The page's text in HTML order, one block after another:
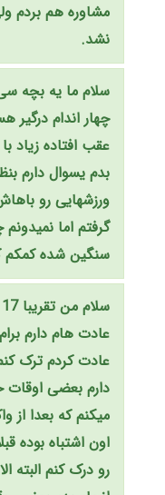
مشاوره هم بردم
نشد.
سلام ما یه بچه سی
چهار اندام درگیر
عقب افتاده زیاد
بدم یسوال دارم
ورزشهایی رو
گرفتم اما
سنگین شده کمکم
عادت هام دارم
عادت کردم ترک
دارم بعضی اوقات
میکنم که بعدا از
اون اشتباه بوده
رو درک کنم البته